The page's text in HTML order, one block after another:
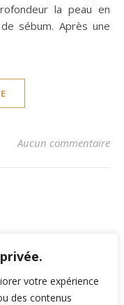
votre expérience
des contenus
la peau en
sébum. Après une
Aucun commentaire